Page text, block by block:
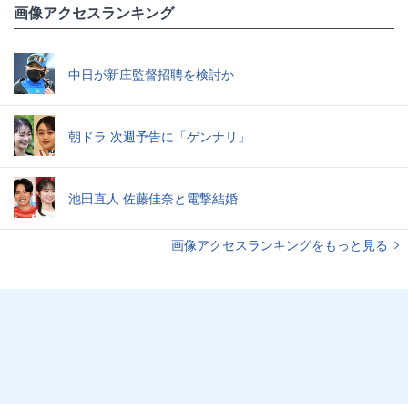
画像アクセスランキング
中日が新庄監督招聘を検討か
朝ドラ 次週予告に「ゲンナリ」
池田直人 佐藤佳奈と電撃結婚
画像アクセスランキングをもっと見る